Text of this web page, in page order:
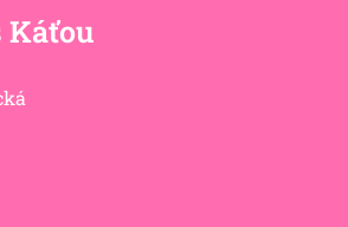
Káťou